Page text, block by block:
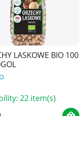
LASKOWE BIO 100
22 item(s)